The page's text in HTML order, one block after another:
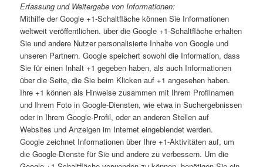
Erfassung und Weitergabe von Informationen:
Mithilfe der Google +1-Schaltfläche können Sie Informationen
weltweit veröffentlichen. über die Google +1-Schaltfläche erhalten
Sie und andere Nutzer personalisierte Inhalte von Google und
unseren Partnern. Google speichert sowohl die Information, dass
Sie für einen Inhalt +1 gegeben haben, als auch Informationen
über die Seite, die Sie beim Klicken auf +1 angesehen haben.
Ihre +1 können als Hinweise zusammen mit Ihrem Profilnamen
und Ihrem Foto in Google-Diensten, wie etwa in Suchergebnissen
oder in Ihrem Google-Profil, oder an anderen Stellen auf
Websites und Anzeigen im Internet eingeblendet werden.
Google zeichnet Informationen über Ihre +1-Aktivitäten auf, um
die Google-Dienste für Sie und andere zu verbessern. Um die